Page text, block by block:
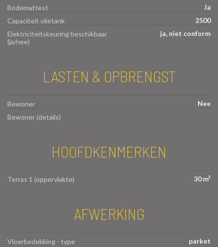
Bodemattest
Ja
Capaciteit olietank
2500
Elektriciteitskeuring beschikbaar
(ja/nee)
ja, niet conform
LASTEN & OPBRENGST
Bewoner
Nee
Bewoner (details)
HOOFDKENMERKEN
Terras 1 (oppervlakte) 30 m²
AFWERKING
Vloerbedekking - type parket